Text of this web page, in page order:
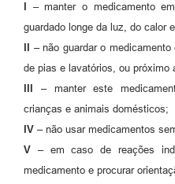
I –manter o medicamento
guardado longe da luz, do calor
II –não guardar o medicamento
de pias e lavatórios, ou próximo
III –manter este
crianças e animais domésticos;
IV – não usar medicamentos
V –em caso de reações
medicamento e procurar